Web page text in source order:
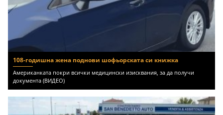
108-годишна жена поднови шофьорската си книжка
Американката покри всички медицински изисквания, за да получи
документа (ВИДЕО)